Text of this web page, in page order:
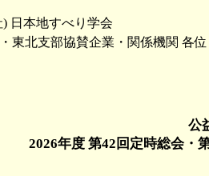
) 日本地すべり学会
東北支部協賛企業・関係機関 各位
公
2026年度 第42回定時総会・